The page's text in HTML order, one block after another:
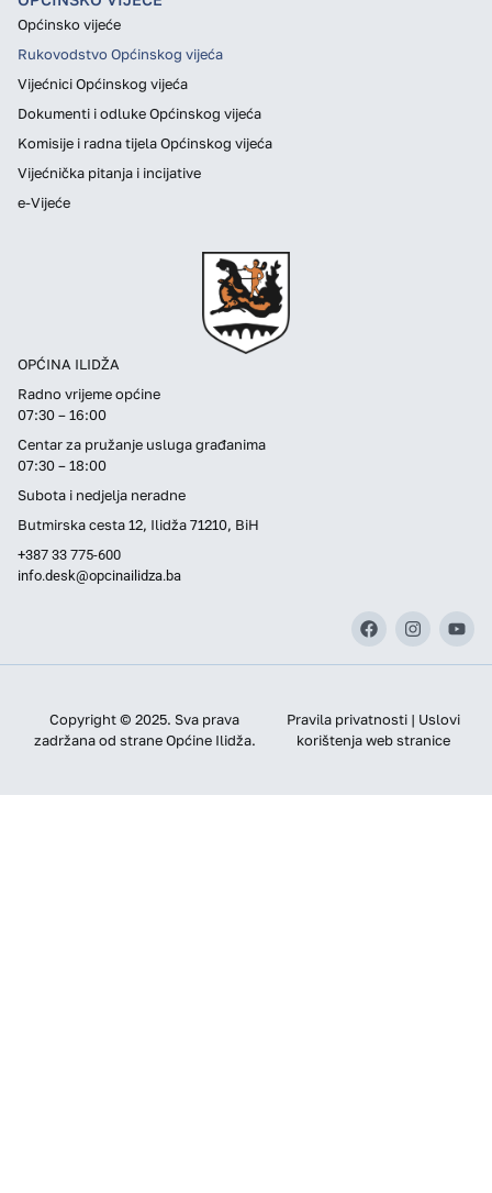
OPĆINA ILIDŽA
Radno vrijeme općine
07:30 – 16:00
Centar za pružanje usluga građanima
07:30 – 18:00
Subota i nedjelja neradne
Butmirska cesta 12, Ilidža 71210, BiH
+387 33 775-600
info.desk@opcinailidza.ba
Općinsko vijeće
Rukovodstvo Općinskog vijeća
Vijećnici Općinskog vijeća
Dokumenti i odluke Općinskog vijeća
Komisije i radna tijela Općinskog vijeća
Vijećnička pitanja i incijative
e-Vijeće
Copyright © 2025. Sva prava
zadržana od strane Općine Ilidža.
Pravila privatnosti | Uslovi
korištenja web stranice